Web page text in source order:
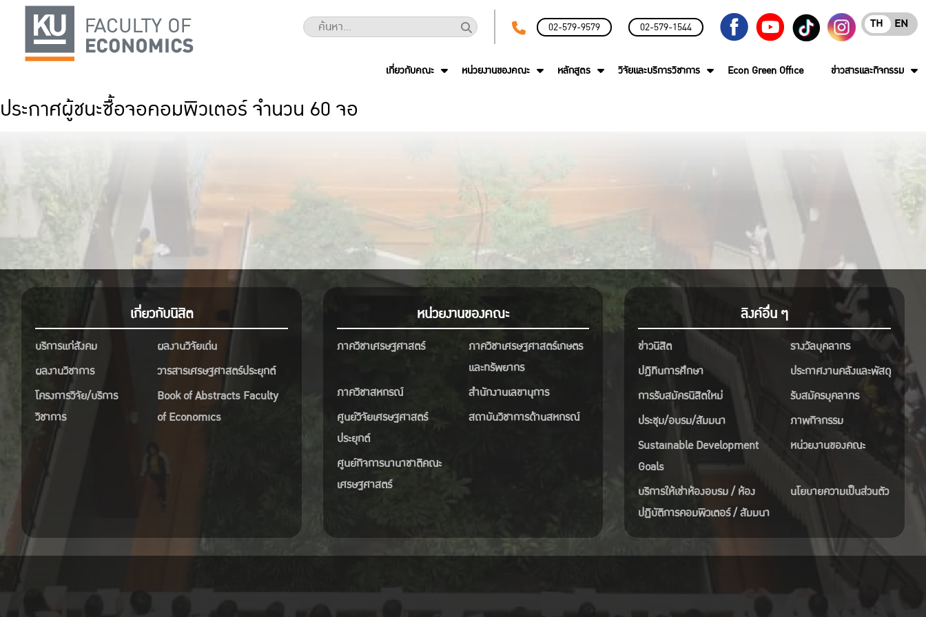
02-579-9579 02-579-1544 EN
TH
เกี่ยวกับคณะ หน่วยงานของคณะ หลักสูตร วิจัยและบริการวิชาการ Econ Green Office ข่าวสารและกิจกรรม
ประกาศผู้ชนะซื้อจอคอมพิวเตอร์ จำนวน 60 จอ
เกี่ยวกับนิสิต
บริการแก่สังคม
ผลงานวิจัยเด่น
ผลงานวิชาการ
วารสารเศรษฐศาสตร์ประยุกต์
โครงการวิจัย/บริการ
วิชาการ
Book of Abstracts Faculty
of Economics
หน่วยงานของคณะ
ภาควิชาเศรษฐศาสตร์
ภาควิชาเศรษฐศาสตร์เกษตร
และทรัพยากร
ภาควิชาสหกรณ์
สำนักงานเลขานุการ
ศูนย์วิจัยเศรษฐศาสตร์
ประยุกต์
สถาบันวิชาการด้านสหกรณ์
ศูนย์กิจการนานาชาติคณะ
เศรษฐศาสตร์
ลิงค์อื่น ๆ
ข่าวนิสิต
รางวัลบุคลากร
ปฎิทินการศึกษา
ประกาศงานคลังและพัสดุ
การรับสมัครนิสิตใหม่
รับสมัครบุคลากร
ประชุม/อบรม/สัมมนา
ภาพกิจกรรม
Sustainable Development
Goals
หน่วยงานของคณะ
บริการให้เช่าห้องอบรม / ห้อง
ปฏิบัติการคอมพิวเตอร์ / สัมมนา
นโยบายความเป็นส่วนตัว